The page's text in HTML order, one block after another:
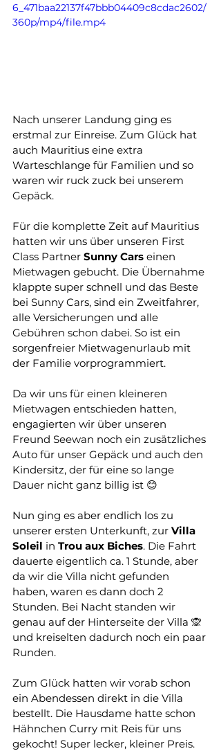
6_471baa22137f47bbb04409c8cdac2602/
360p/mp4/file.mp4
Nach unserer Landung ging es
erstmal zur Einreise. Zum Glück hat
auch Mauritius eine extra
Warteschlange für Familien und so
waren wir ruck zuck bei unserem
Gepäck.
Für die komplette Zeit auf Mauritius
hatten wir uns über unseren First
Class Partner Sunny Cars einen
Mietwagen gebucht. Die Übernahme
klappte super schnell und das Beste
bei Sunny Cars, sind ein Zweitfahrer,
alle Versicherungen und alle
Gebühren schon dabei. So ist ein
sorgenfreier Mietwagenurlaub mit
der Familie vorprogrammiert.
Da wir uns für einen kleineren
Mietwagen entschieden hatten,
engagierten wir über unseren
Freund Seewan noch ein zusätzliches
Auto für unser Gepäck und auch den
Kindersitz, der für eine so lange
Dauer nicht ganz billig ist 😊
Nun ging es aber endlich los zu
unserer ersten Unterkunft, zur Villa
Soleil in Trou aux Biches. Die Fahrt
dauerte eigentlich ca. 1 Stunde, aber
da wir die Villa nicht gefunden
haben, waren es dann doch 2
Stunden. Bei Nacht standen wir
genau auf der Hinterseite der Villa 🙊
und kreiselten dadurch noch ein paar
Runden.
Zum Glück hatten wir vorab schon
ein Abendessen direkt in die Villa
bestellt. Die Hausdame hatte schon
Hähnchen Curry mit Reis für uns
gekocht! Super lecker, kleiner Preis.